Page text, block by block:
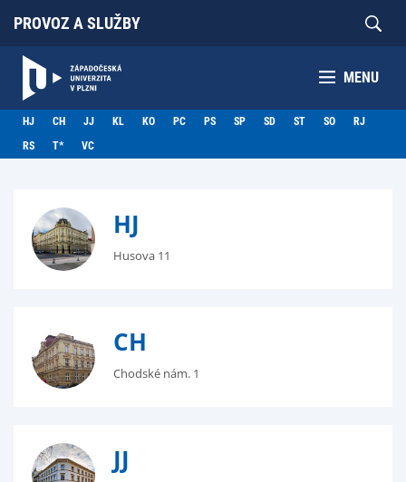
PROVOZ A SLUŽBY
MENU
HJ CH JJ KL KO PC PS SP SD ST SO
RJ
RS
T* VC
HJ
Husova 11
CH
Chodské nám. 1
JJ